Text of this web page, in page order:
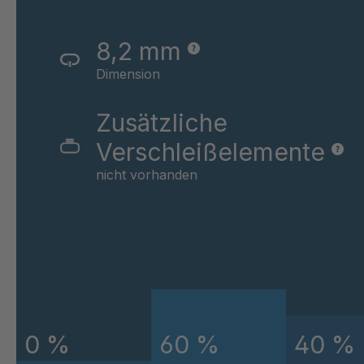
A 90 SV
8,2 mm
Dimension
Zusätzliche
Verschleißelemente
nicht vorhanden
0 % 60 % 40 %